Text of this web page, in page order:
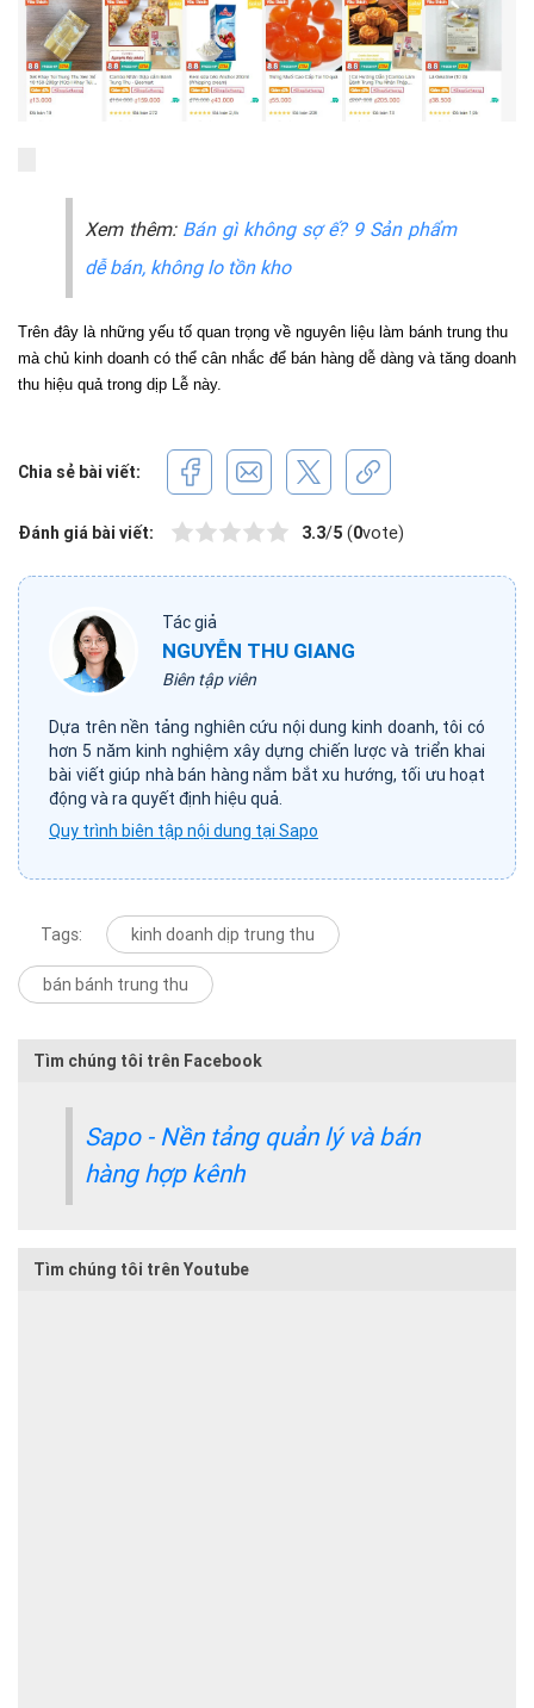
Xem thêm: Bán gì không sợ ế? 9 Sản phẩm
dễ bán, không lo tồn kho
Trên đây là những yếu tố quan trọng về nguyên liệu làm bánh trung thu
mà chủ kinh doanh có thể cân nhắc để bán hàng dễ dàng và tăng doanh
thu hiệu quả trong dịp Lễ này.
Chia sẻ bài viết:
Đánh giá bài viết: 3.3/5 (0vote)
Tác giả
NGUYỄN THU GIANG
Biên tập viên
Dựa trên nền tảng nghiên cứu nội dung kinh doanh, tôi có
hơn 5 năm kinh nghiệm xây dựng chiến lược và triển khai
bài viết giúp nhà bán hàng nắm bắt xu hướng, tối ưu hoạt
động và ra quyết định hiệu quả.
Quy trình biên tập nội dung tại Sapo
Tags: kinh doanh dịp trung thu
bán bánh trung thu
Tìm chúng tôi trên Facebook
Sapo - Nền tảng quản lý và bán
hàng hợp kênh
Tìm chúng tôi trên Youtube